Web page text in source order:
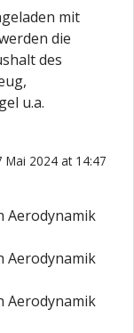
mit
die
des
u.a.
Mai 2024 at 14:47
Aerodynamik
Aerodynamik
Aerodynamik